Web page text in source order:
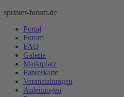
sprinter-forum.de
Portal
Forum
FAQ
Galerie
Marktplatz
Fahrerkarte
Veranstaltungen
Anleitungen